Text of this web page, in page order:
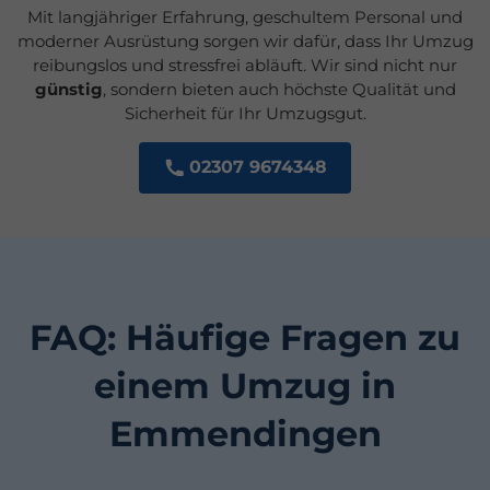
Mit langjähriger Erfahrung, geschultem Personal und
moderner Ausrüstung sorgen wir dafür, dass Ihr Umzug
reibungslos und stressfrei abläuft. Wir sind nicht nur
günstig, sondern bieten auch höchste Qualität und
Sicherheit für Ihr Umzugsgut.
02307 9674348
FAQ: Häufige Fragen zu
einem Umzug in
Emmendingen